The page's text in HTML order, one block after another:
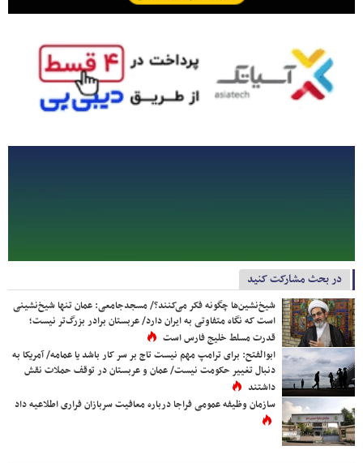
در بحث مشارکت کنید
شیخ‌نشین‌ها چگونه فکر می‌کنند؟/ مسجدجامعی: عمان تنها شیخ‌نشینی
است که نگاه متفاوتی به ایران دارد/ عربستان برادر بزرگ‌تر نیست؛
قدرت مسلط خلیج فارس است
ابوالفتح: برای ترامپ مهم نیست تاج بر سر کار باشد یا عمامه/ آمریکا به
دنبال تغییر حکومت نیست/ عمان و عربستان در توقف حملات نقش
داشتند
سازمان وظیفه عمومی فراجا درباره معافیت سربازان فراری اطلاعیه داد